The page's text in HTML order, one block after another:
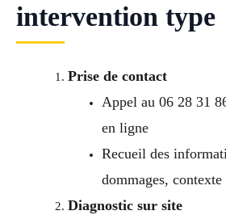
intervention type
Prise de contact
Appel au 06 28 31
en ligne
Recueil des
dommages, contexte
Diagnostic sur site